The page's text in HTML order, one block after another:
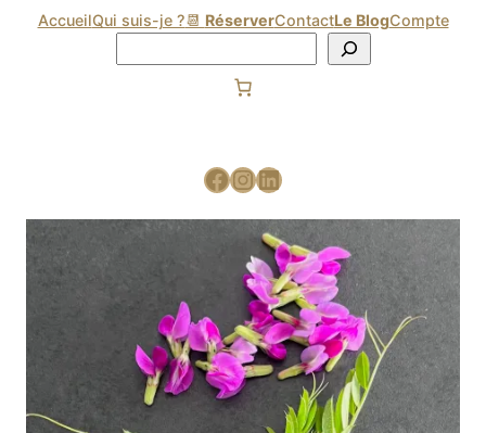
AccueilQui suis-je ?📆 RéserverContactLe BlogCompte